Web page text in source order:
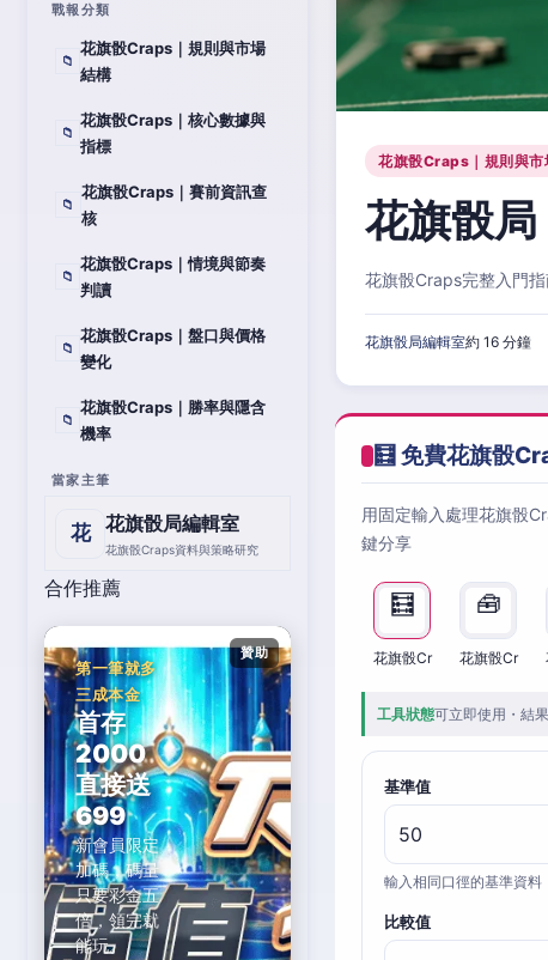
戰報分類
📁
花旗骰Craps｜規則與市場
結構
📁
花旗骰Craps｜核心數據與
指標
📁
花旗骰Craps｜賽前資訊查
核
📁
花旗骰Craps｜情境與節奏
判讀
📁
花旗骰Craps｜盤口與價格
變化
📁
花旗骰Craps｜勝率與隱含
機率
當家主筆
花 花旗骰局編輯室
花旗骰Craps資料與策略研究
合作推薦
贊助
第一筆就多
三成本金
首存
2000
直接送
699
新會員限定
加碼，碼量
只要彩金五
倍，領完就
能玩。
花旗骰Craps｜規則與市
花旗骰
花旗骰Craps完整入門
花旗骰局編輯室約 16 分鐘
🧮 免費花旗骰
用固定輸入處理花旗骰
鍵分享
🧮
花旗骰Cr
🧰
花旗骰Cr
工具狀態可立即使用・結
基準值
輸入相同口徑的基準資料
比較值